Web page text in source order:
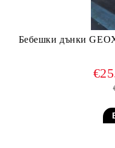
Бебешки дънки